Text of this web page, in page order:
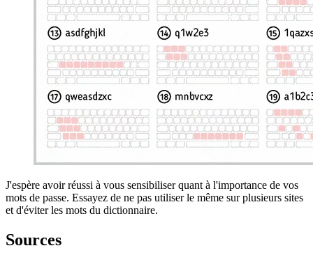
J'espère avoir réussi à vous sensibiliser quant à l'importance de vos
mots de passe. Essayez de ne pas utiliser le même sur plusieurs sites
et d'éviter les mots du dictionnaire.
Sources